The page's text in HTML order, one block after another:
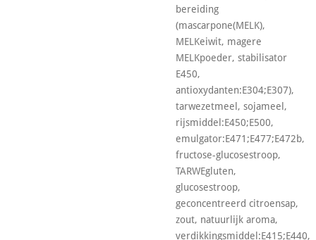
bereiding
(mascarpone(MELK),
MELKeiwit, magere
MELKpoeder, stabilisator
E450,
antioxydanten:E304;E307),
tarwezetmeel, sojameel,
rijsmiddel:E450;E500,
emulgator:E471;E477;E472b,
fructose-glucosestroop,
TARWEgluten,
glucosestroop,
geconcentreerd citroensap,
zout, natuurlijk aroma,
verdikkingsmiddel:E415;E440,